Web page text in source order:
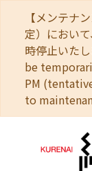
【メンテナ
定）におい
時停止いた
be
PM
to